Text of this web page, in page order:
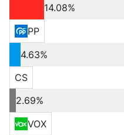
14.08%
PP
4.63%
CS
2.69%
VOX